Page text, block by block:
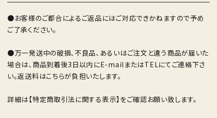
●お客様のご都合によるご返品にはご対応できかねますので予め
ご了承ください。
●万一発送中の破損、不良品、あるいはご注文と違う商品が届いた
場合は、商品到着後3日以内にE-mailまたはTELにてご連絡下さ
い。返送料はこちらが負担いたします。
詳細は【特定商取引法に関する表示】 をご確認お願い致します。